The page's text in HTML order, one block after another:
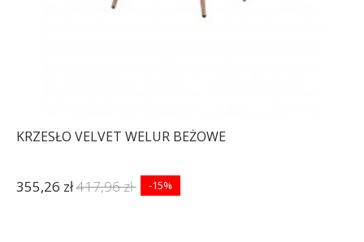
KRZESŁO VELVET WELUR BEŻOWE
355,26 zł417,96 zł -15%